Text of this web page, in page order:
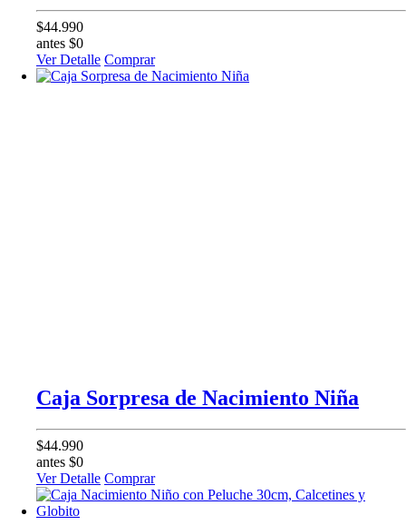
$44.990
antes $0
Ver Detalle Comprar
Caja Sorpresa de Nacimiento Niña
$44.990
antes $0
Ver Detalle Comprar